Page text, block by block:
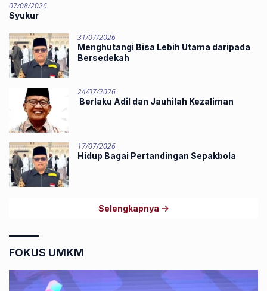
07/08/2026
Syukur
31/07/2026
Menghutangi Bisa Lebih Utama daripada
Bersedekah
24/07/2026
Berlaku Adil dan Jauhilah Kezaliman
17/07/2026
Hidup Bagai Pertandingan Sepakbola
Selengkapnya
FOKUS UMKM